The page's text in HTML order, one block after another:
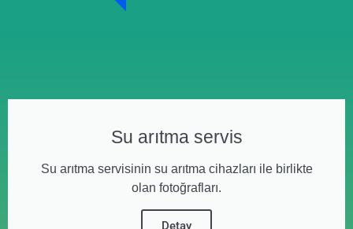
Su arıtma servis
Su arıtma servisinin su arıtma cihazları ile birlikte
olan fotoğrafları.